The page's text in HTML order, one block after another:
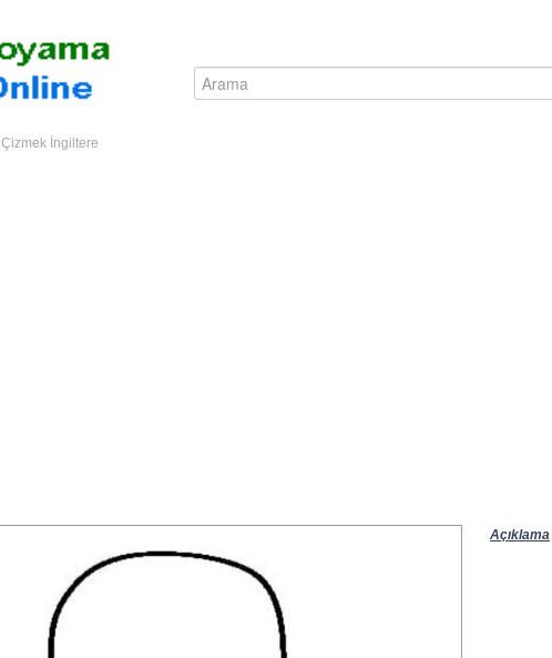
Çizmek İngiltere
Açıklama